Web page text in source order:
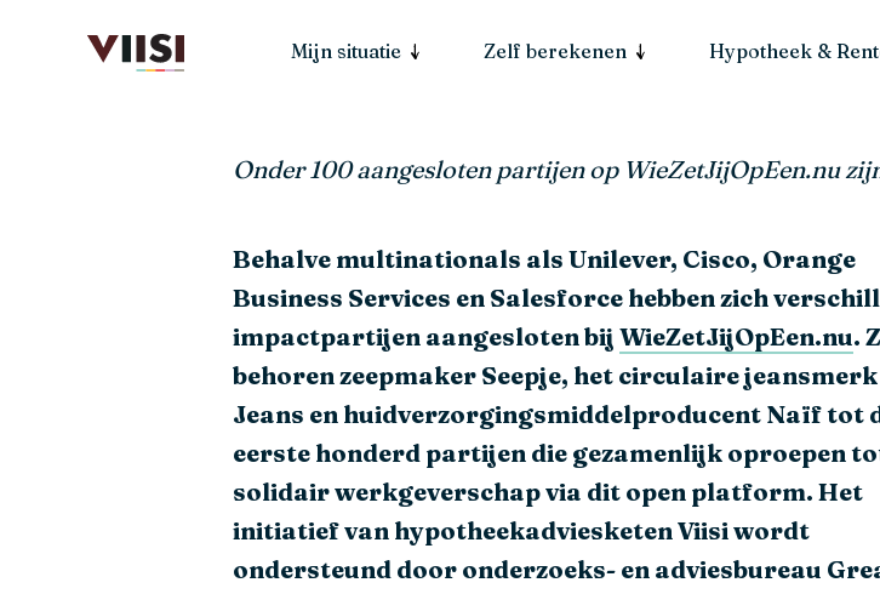
Mijn situatie Zelf berekenen Hypotheek &
Onder 100 aangesloten partijen op WieZetJijOpEen.nu
Behalve multinationals als Unilever, Cisco, Orange
Business Services en Salesforce hebben zich
impactpartijen aangesloten bij WieZetJijOpEen.nu.
behoren zeepmaker Seepje, het circulaire jeansmerk
Jeans en huidverzorgingsmiddelproducent Naïf tot
eerste honderd partijen die gezamenlijk oproepen
solidair werkgeverschap via dit open platform. Het
initiatief van hypotheekadviesketen Viisi wordt
ondersteund door onderzoeks- en adviesbureau